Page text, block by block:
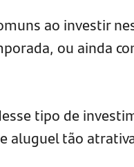
ao investir
ou ainda
tipo de
aluguel tão